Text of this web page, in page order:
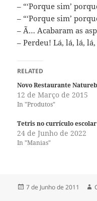
– “‘Porque sim’
– “‘Porque sim’
– Ã… Acabaram as
– Perdeu! Lá, lá, lá,
RELATED
Novo Restaurante
12 de Março de 2015
In "Produtos"
Tetris no currículo escolar
24 de Junho de 2022
In "Manias"
Publicado
7 de Junho de 2011